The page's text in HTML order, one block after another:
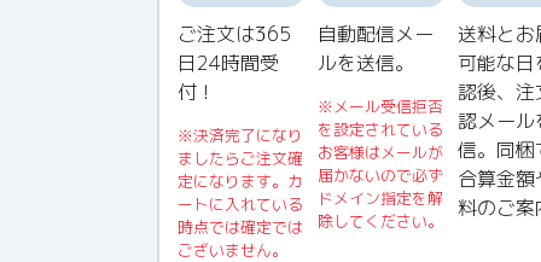
ご注文は365
日24時間受
付！
※決済完了になり
ましたらご注文確
定になります。カ
ートに入れている
時点では確定では
ございません。
自動配信メー
ルを送信。
※メール受信拒否
を設定されている
お客様はメールが
届かないので必ず
ドメイン指定を解
除してください。
送料とお
可能な日
認後、注
認メール
信。同梱
合算金額
料のご案